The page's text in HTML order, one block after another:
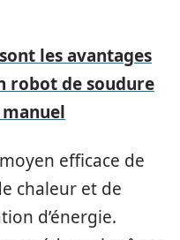
les avantages
robot de soudure
efficace de
chaleur et de
d’énergie.